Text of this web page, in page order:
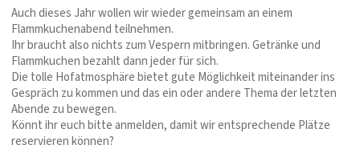
Auch dieses Jahr wollen wir wieder gemeinsam an einem
Flammkuchenabend teilnehmen.
Ihr braucht also nichts zum Vespern mitbringen. Getränke und
Flammkuchen bezahlt dann jeder für sich.
Die tolle Hofatmosphäre bietet gute Möglichkeit miteinander ins
Gespräch zu kommen und das ein oder andere Thema der letzten
Abende zu bewegen.
Könnt ihr euch bitte anmelden, damit wir entsprechende Plätze
reservieren können?